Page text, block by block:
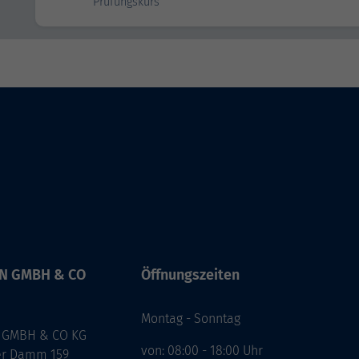
GMBH & CO
& CO KG
Damm 159
Öffnungszeiten
Montag - Sonntag
von: 08:00 - 18:00 Uhr